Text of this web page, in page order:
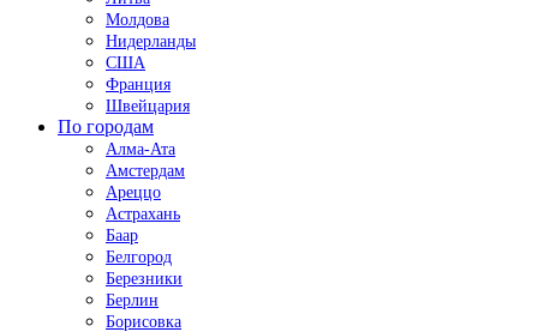
Молдова
Нидерланды
США
Франция
Швейцария
По городам
Алма-Ата
Амстердам
Ареццо
Астрахань
Баар
Белгород
Березники
Берлин
Борисовка